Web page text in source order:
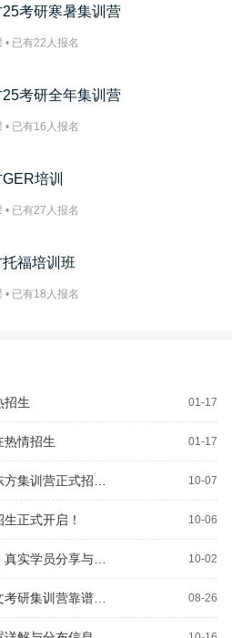
25考研寒暑集训营
• 已有22 人报名
25考研全年集训营
• 已有16 人报名
培训
• 已有27 人报名
福培训班
• 已有18 人报名
招生 01-17
热情招生 01-17
10-07
正式开启！ 10-06
10-02
08-26